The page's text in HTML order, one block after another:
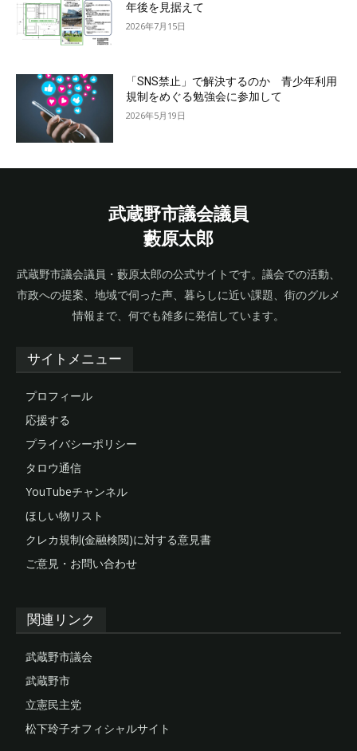
年後を見据えて
2026年7月15日
「SNS禁止」で解決するのか 青少年利用
規制をめぐる勉強会に参加して
2026年5月19日
武蔵野市議会議員
藪原太郎
武蔵野市議会議員・藪原太郎の公式サイトです。議会での活動、
市政への提案、地域で伺った声、暮らしに近い課題、街のグルメ
情報まで、何でも雑多に発信しています。
サイトメニュー
プロフィール
応援する
プライバシーポリシー
タロウ通信
YouTubeチャンネル
ほしい物リスト
クレカ規制(金融検閲)に対する意見書
ご意見・お問い合わせ
関連リンク
武蔵野市議会
武蔵野市
立憲民主党
松下玲子オフィシャルサイト